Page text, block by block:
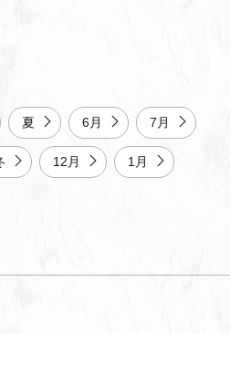
夏 6月 7月
12月 1月